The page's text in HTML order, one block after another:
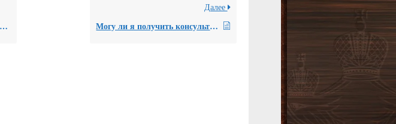
Далее
Могу ли я получить консультацию рецензента вашей СРО, связанную с составлением письменной рецензии, после озвученных мне результатов предварительного анализа экспертного заключения?